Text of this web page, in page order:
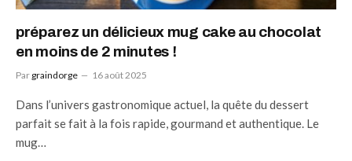
préparez un délicieux mug cake au chocolat
en moins de 2 minutes !
Par graindorge 16 août 2025
Dans l’univers gastronomique actuel, la quête du dessert
parfait se fait à la fois rapide, gourmand et authentique. Le
mug…